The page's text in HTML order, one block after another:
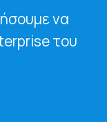
να
του